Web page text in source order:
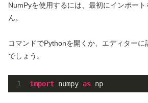
NumPyを使用するには、最初にインポー
ん。
コマンドでPythonを開くか、エディター
でしょう。
import numpy as np